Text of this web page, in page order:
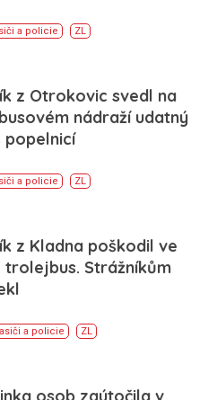
a policie ZL
z Otrokovic svedl na
nádraží udatný
popelnicí
a policie ZL
z Kladna poškodil ve
trolejbus. Strážníkům
a policie ZL